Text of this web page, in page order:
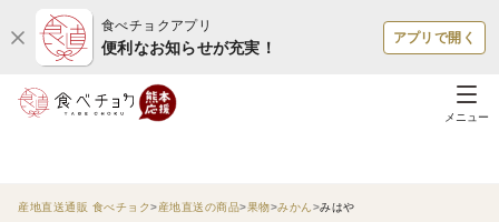
食べチョクアプリ
便利なお知らせが充実！
アプリで開く
メニュー
産地直送通販 食べチョク 産地直送の商品 果物 みかん みはや